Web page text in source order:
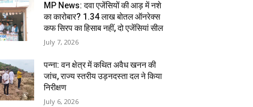
MP News: दवा एजेंसियों की आड़ में नशे
का कारोबार? 1.34 लाख बोतल ऑनरेक्स
कफ सिरप का हिसाब नहीं, दो एजेंसियां सील
July 7, 2026
पन्ना: वन क्षेत्र में कथित अवैध खनन की
जांच, राज्य स्तरीय उड़नदस्ता दल ने किया
निरीक्षण
July 6, 2026